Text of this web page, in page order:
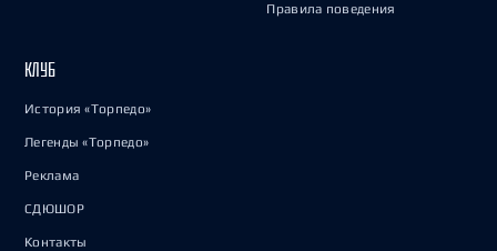
Правила поведения
КЛУБ
История «Торпедо»
Легенды «Торпедо»
Реклама
СДЮШОР
Контакты